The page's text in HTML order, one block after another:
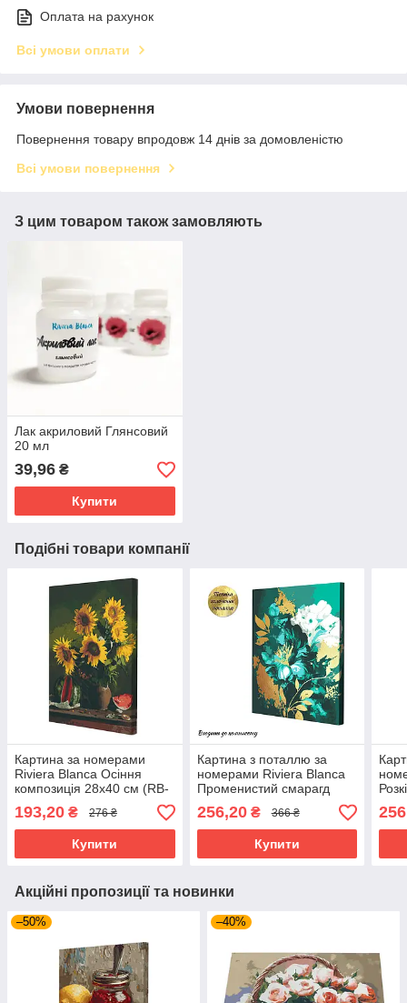
Оплата на рахунок
Всі умови оплати
Умови повернення
Повернення товару впродовж 14 днів за домовленістю
Всі умови повернення
З цим товаром також замовляють
Лак акриловий Глянсовий
20 мл
39,96 ₴
Купити
Подібні товари компанії
Картина за номерами
Riviera Blanca Осіння
композиція 28x40 см (RB-
193,20 ₴ 276 ₴
Купити
Картина з поталлю за
номерами Riviera Blanca
Променистий смарагд
256,20₴ 366 ₴
Купити
Акційні пропозиції та новинки
–50% –40%